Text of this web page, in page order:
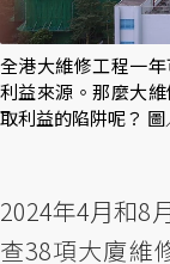
全港大維修工程一
利益來源。那麼大
取利益的陷阱呢？
2024年4月和8
查38項大廈維